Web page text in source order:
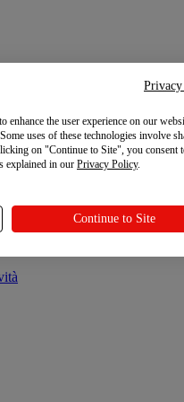
enhance the user experience on our
uses of these technologies involve
on "Continue to Site", you consent
explained in our Privacy Policy.
Continue to Site